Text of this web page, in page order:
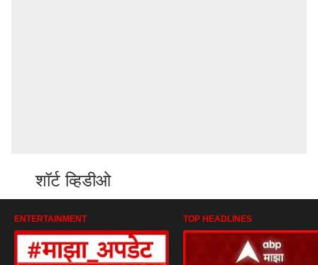
शॉर्ट व्हिडीओ
ENTERTAINMENT TOP HEADLINES